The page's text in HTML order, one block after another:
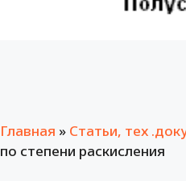
Главная » Статьи, тех
по степени раскисления